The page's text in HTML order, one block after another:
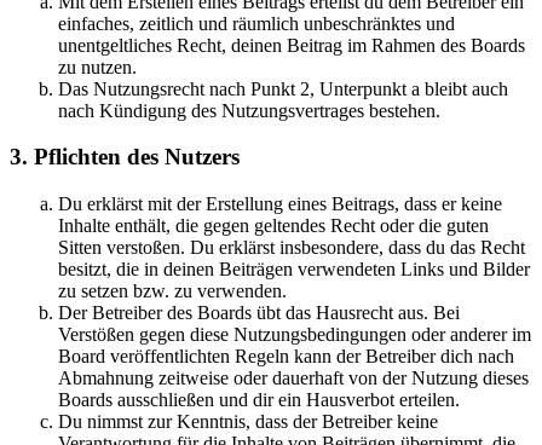
einfaches, zeitlich und räumlich unbeschränktes und
unentgeltliches Recht, deinen Beitrag im Rahmen des Boards
zu nutzen.
Das Nutzungsrecht nach Punkt 2, Unterpunkt a bleibt auch
nach Kündigung des Nutzungsvertrages bestehen.
3. Pflichten des Nutzers
Du erklärst mit der Erstellung eines Beitrags, dass er keine
Inhalte enthält, die gegen geltendes Recht oder die guten
Sitten verstoßen. Du erklärst insbesondere, dass du das Recht
besitzt, die in deinen Beiträgen verwendeten Links und Bilder
zu setzen bzw. zu verwenden.
Der Betreiber des Boards übt das Hausrecht aus. Bei
Verstößen gegen diese Nutzungsbedingungen oder anderer im
Board veröffentlichten Regeln kann der Betreiber dich nach
Abmahnung zeitweise oder dauerhaft von der Nutzung dieses
Boards ausschließen und dir ein Hausverbot erteilen.
Du nimmst zur Kenntnis, dass der Betreiber keine